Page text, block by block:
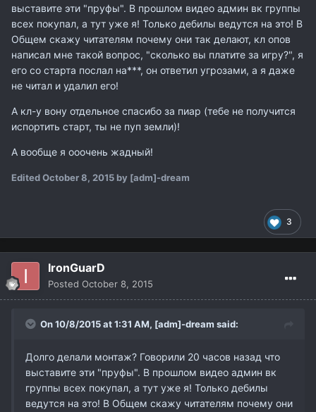
выставите эти "пруфы". В прошлом видео админ вк группы
всех покупал, а тут уже я! Только дебилы ведутся на это! В
Общем скажу читателям почему они так делают, кл опов
написал мне такой вопрос, "сколько вы платите за игру?", я
его со старта послал на***, он ответил угрозами, а я даже
не читал и удалил его!
А кл-у вону отдельное спасибо за пиар (тебе не получится
испортить старт, ты не пуп земли)!
А вообще я ооочень жадный!
EditedOctober 8, 2015 by [adm]-dream
3
IronGuarD
Posted October 8, 2015
On 10/8/2015 at 1:31 AM, [adm]-dream said:
Долго делали монтаж? Говорили 20 часов назад что
выставите эти "пруфы". В прошлом видео админ вк
группы всех покупал, а тут уже я! Только дебилы
ведутся на это! В Общем скажу читателям почему они